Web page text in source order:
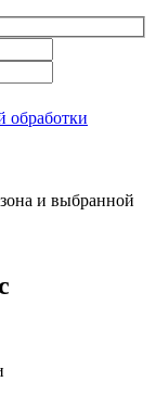
обработки
и выбранной